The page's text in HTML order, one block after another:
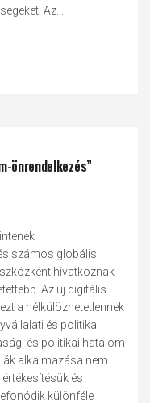
Az...
önrendelkezés”
számos globális
hivatkoznak
Az új digitális
a nélkülözhetetlennek
és politikai
és politikai hatalom
alkalmazása nem
és
különféle